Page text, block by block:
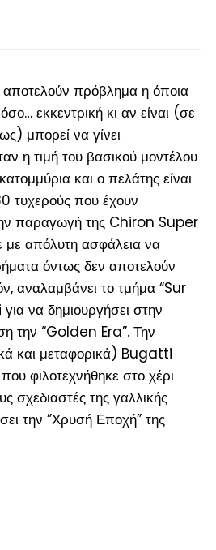
πρόβλημα η όποια
εκκεντρική κι αν είναι (σε
) μπορεί να γίνει
η τιμή του βασικού μοντέλου
και ο πελάτης είναι
τυχερούς που έχουν
παραγωγή της Chiron Super
απόλυτη ασφάλεια να
όντως δεν αποτελούν
αναλαμβάνει το τμήμα “Sur
να δημιουργήσει στην
την “Golden Era”. Την
και μεταφορικά) Bugatti
φιλοτεχνήθηκε στο χέρι
σχεδιαστές της γαλλικής
την ”Χρυσή Εποχή” της